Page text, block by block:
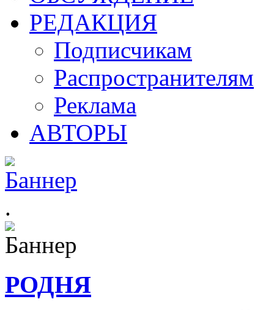
РЕДАКЦИЯ
Подписчикам
Распространителям
Реклама
АВТОРЫ
.
РОДНЯ